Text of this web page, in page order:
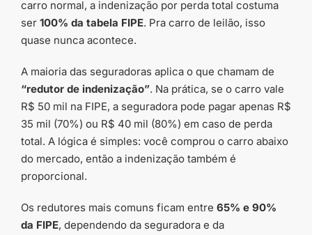
carro normal, a indenização por perda total costuma
ser 100% da tabela FIPE. Pra carro de leilão, isso
quase nunca acontece.
A maioria das seguradoras aplica o que chamam de
“redutor de indenização”. Na prática, se o carro vale
R$ 50 mil na FIPE, a seguradora pode pagar apenas R$
35 mil (70%) ou R$ 40 mil (80%) em caso de perda
total. A lógica é simples: você comprou o carro abaixo
do mercado, então a indenização também é
proporcional.
Os redutores mais comuns ficam entre 65% e 90%
da FIPE, dependendo da seguradora e da